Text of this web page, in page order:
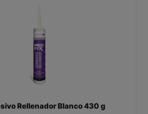
Rellenador Blanco 430 g